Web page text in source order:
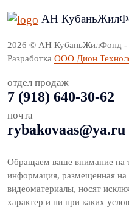
АН
2026 © АН КубаньЖилФонд -
Разработка ООО Дион
отдел продаж
7 (918) 640-30-62
почта
rybakovaas@ya.ru
Обращаем ваше внимание на
информация, размещенная
видеоматериалы, носят
характер и ни при каких